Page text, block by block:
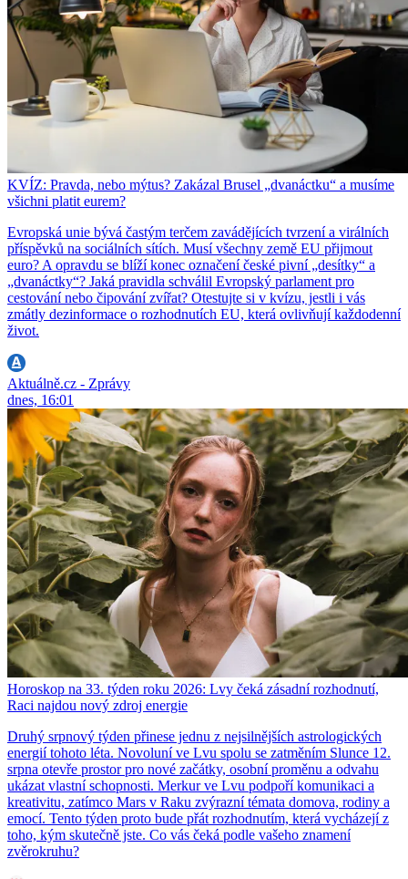
KVÍZ: Pravda, nebo mýtus? Zakázal Brusel „dvanáctku“ a musíme
všichni platit eurem?
Evropská unie bývá častým terčem zavádějících tvrzení a virálních
příspěvků na sociálních sítích. Musí všechny země EU přijmout
euro? A opravdu se blíží konec označení české pivní „desítky“ a
„dvanáctky“? Jaká pravidla schválil Evropský parlament pro
cestování nebo čipování zvířat? Otestujte si v kvízu, jestli i vás
zmátly dezinformace o rozhodnutích EU, která ovlivňují každodenní
život.
Aktuálně.cz - Zprávy
dnes, 16:01
Horoskop na 33. týden roku 2026: Lvy čeká zásadní rozhodnutí,
Raci najdou nový zdroj energie
Druhý srpnový týden přinese jednu z nejsilnějších astrologických
energií tohoto léta. Novoluní ve Lvu spolu se zatměním Slunce 12.
srpna otevře prostor pro nové začátky, osobní proměnu a odvahu
ukázat vlastní schopnosti. Merkur ve Lvu podpoří komunikaci a
kreativitu, zatímco Mars v Raku zvýrazní témata domova, rodiny a
emocí. Tento týden proto bude přát rozhodnutím, která vycházejí z
toho, kým skutečně jste. Co vás čeká podle vašeho znamení
zvěrokruhu?